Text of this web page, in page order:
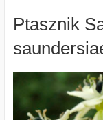
Ptasznik